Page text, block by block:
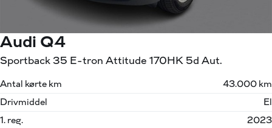
Audi Q4
Sportback 35 E-tron Attitude 170HK 5d Aut.
Antal kørte km
43.000 km
Drivmiddel
El
1. reg.
2023